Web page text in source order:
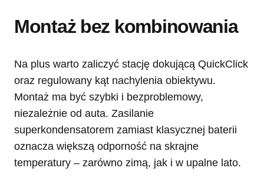
Montaż bez kombinowania
Na plus warto zaliczyć stację dokującą QuickClick
oraz regulowany kąt nachylenia obiektywu.
Montaż ma być szybki i bezproblemowy,
niezależnie od auta. Zasilanie
superkondensatorem zamiast klasycznej baterii
oznacza większą odporność na skrajne
temperatury – zarówno zimą, jak i w upalne lato.